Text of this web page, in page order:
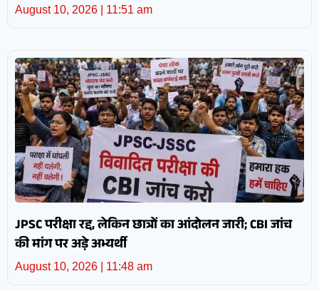
August 10, 2026 11:51 am
JPSC परीक्षा रद्द, लेकिन छात्रों का आंदोलन जारी; CBI जांच
की मांग पर अड़े अभ्यर्थी
August 10, 2026 11:48 am